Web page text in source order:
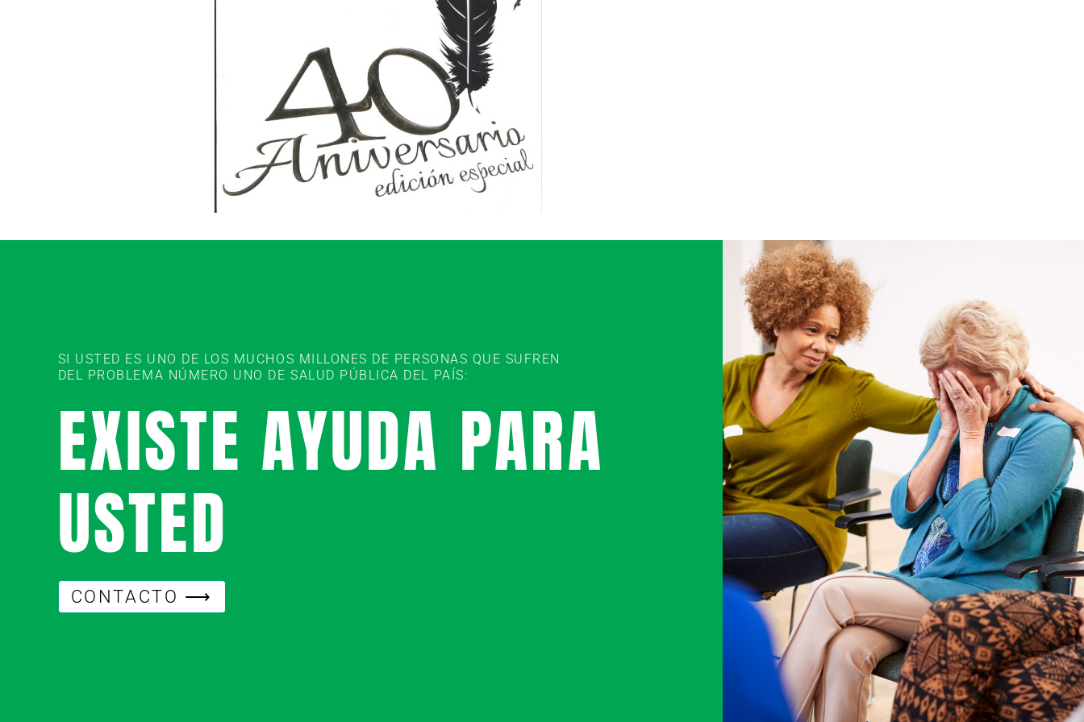
SI USTED ES UNO DE LOS MUCHOS MILLONES DE PERSONAS QUE SUFREN
DEL PROBLEMA NÚMERO UNO DE SALUD PÚBLICA DEL PAÍS:
EXISTE AYUDA PARA
USTED
CONTACTO ⟶